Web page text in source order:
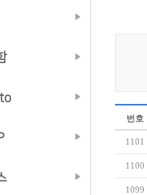
번호
1101
1100
1099